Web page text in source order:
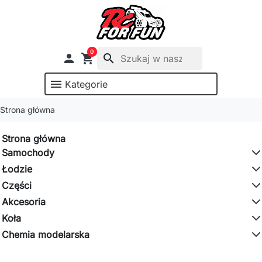
 shopping_cart
0
search
menu Kategorie
Strona główna
Strona główna
Samochody
Łodzie
Części
Akcesoria
Koła
Chemia modelarska